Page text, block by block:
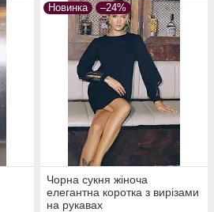
Новинка –24%
Чорна сукня жіноча
елегантна коротка з вирізами
на рукавах